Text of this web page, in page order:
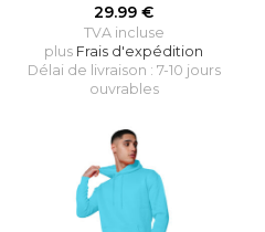
29.99 €
TVA incluse
plus Frais d'expédition
Délai de livraison : 7-10 jours
ouvrables